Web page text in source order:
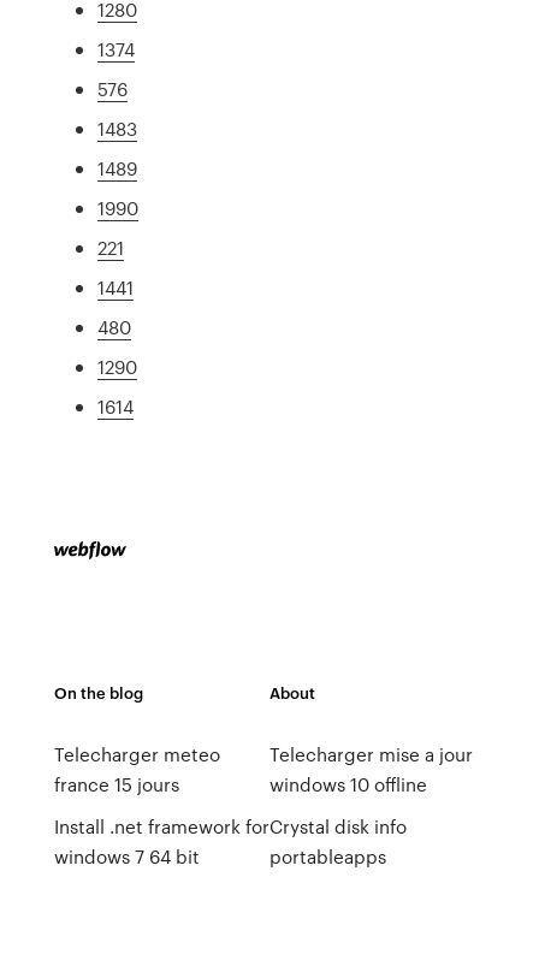
1280
1374
576
1483
1489
1990
221
1441
480
1290
1614
On the blog
Telecharger meteo
france 15 jours
Install .net framework for
windows 7 64 bit
About
Telecharger mise a jour
windows 10 offline
Crystal disk info
portableapps